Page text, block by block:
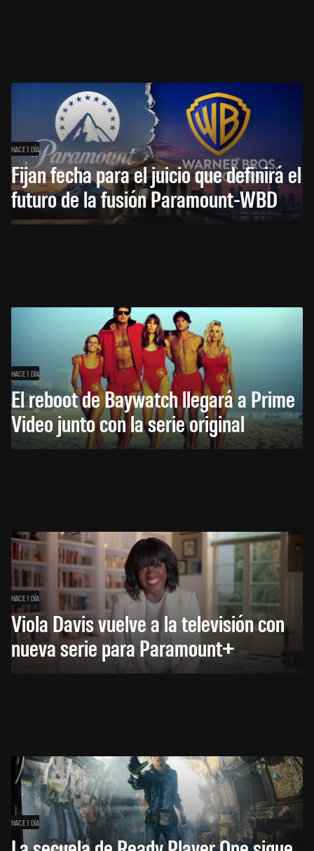
HACE 1 DÍA
Fijan fecha para el juicio que definirá el
futuro de la fusión Paramount-WBD
HACE 1 DÍA
El reboot de Baywatch llegará a Prime
Video junto con la serie original
HACE 1 DÍA
Viola Davis vuelve a la televisión con
nueva serie para Paramount+
HACE 1 DÍA